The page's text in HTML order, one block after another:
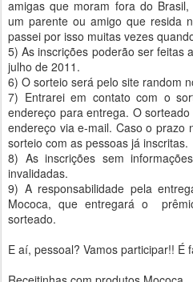
amigas que moram fora do
um parente ou amigo que resida
passei por isso muitas vezes
5) As inscrições poderão ser feitas
julho de 2011.
6) O sorteio será pelo site random
7) Entrarei em contato com o
endereço para entrega. O
endereço via e-mail. Caso o prazo
sorteio com as pessoas já inscritas.
8) As inscrições sem
invalidadas.
9) A responsabilidade pela
Mococa, que entregará o
sorteado.
E aí, pessoal? Vamos participar!! É